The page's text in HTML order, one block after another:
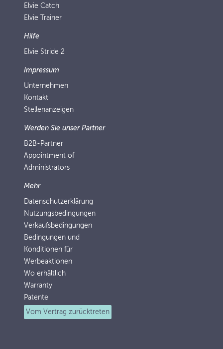
Elvie Catch
Elvie Trainer
Hilfe
Elvie Stride 2
Impressum
Unternehmen
Kontakt
Stellenanzeigen
Werden Sie unser Partner
B2B-Partner
Appointment of
Administrators
Mehr
Datenschutzerklärung
Nutzungsbedingungen
Verkaufsbedingungen
Bedingungen und
Konditionen für
Werbeaktionen
Wo erhältlich
Warranty
Patente
Vom Vertrag zurücktreten